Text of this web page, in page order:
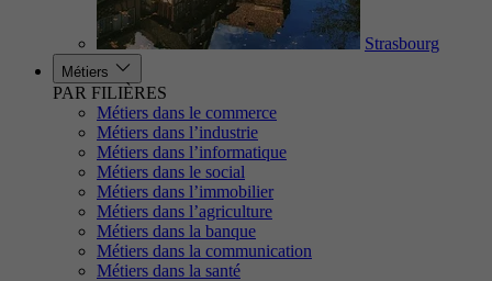
Strasbourg
Métiers
PAR FILIÈRES
Métiers dans le commerce
Métiers dans l’industrie
Métiers dans l’informatique
Métiers dans le social
Métiers dans l’immobilier
Métiers dans l’agriculture
Métiers dans la banque
Métiers dans la communication
Métiers dans la santé